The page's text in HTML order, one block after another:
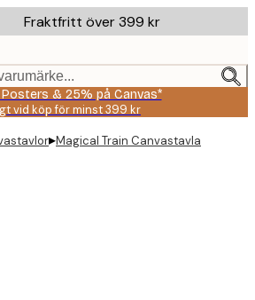
Fraktfritt över 399 kr
& 25% på Canvas*
vid köp för minst 399 kr
▸Magical Train Canvastavla